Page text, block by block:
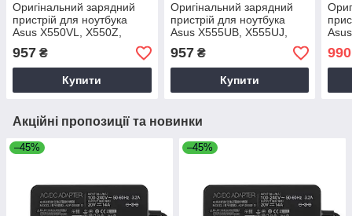
Оригінальний зарядний
пристрій для ноутбука
Asus X550VL, X550Z,
X550ZA, X550ZE, X551C
957 ₴
Купити
Оригінальний зарядний
пристрій для ноутбука
Asus X555UB, X555UJ,
X55A, X55C, X55S
957₴
Купити
990
Акційні пропозиції та новинки
–45% –45%